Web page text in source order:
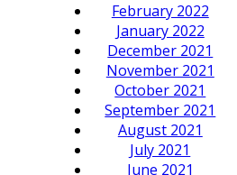
February 2022
January 2022
December 2021
November 2021
October 2021
September 2021
August 2021
July 2021
June 2021